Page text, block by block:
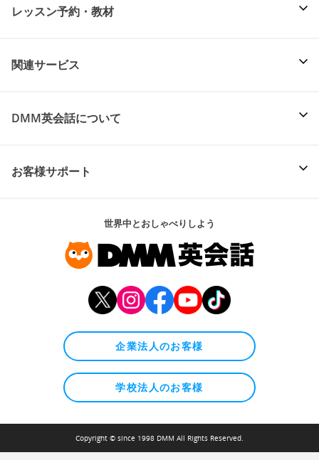
レッスン予約・教材
関連サービス
DMM英会話について
お客様サポート
世界中とおしゃべりしよう
企業法人のお客様
学校法人のお客様
Copyright © since 1998 DMM All Rights Reserved.